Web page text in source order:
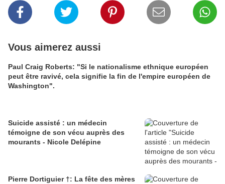
Vous aimerez aussi
Paul Craig Roberts: "Si le nationalisme ethnique européen
peut être ravivé, cela signifie la fin de l'empire européen de
Washington".
Suicide assisté : un médecin
témoigne de son vécu auprès des
mourants - Nicole Delépine
Pierre Dortiguier †: La fête des mères